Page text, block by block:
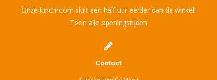
Onze lunchroom sluit een half uur eerder dan de winkel!
Toon alle openingstijden
Contact